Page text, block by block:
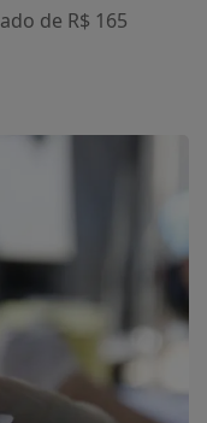
de R$ 165